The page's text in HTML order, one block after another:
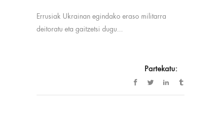
Errusiak Ukrainan egindako eraso militarra
deitoratu eta gaitzetsi dugu...
Partekatu: